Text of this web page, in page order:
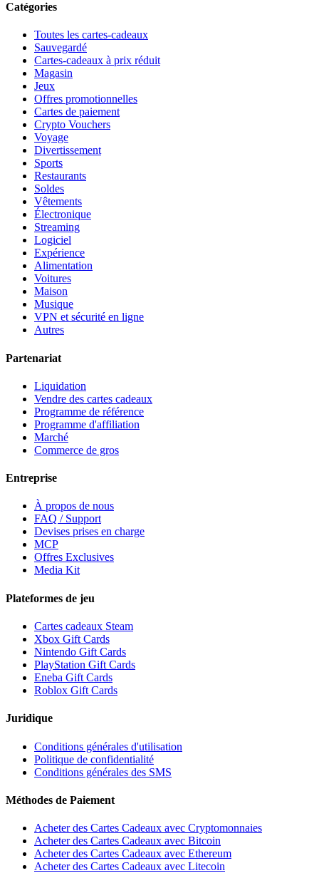
Catégories
Toutes les cartes-cadeaux
Sauvegardé
Cartes-cadeaux à prix réduit
Magasin
Jeux
Offres promotionnelles
Cartes de paiement
Crypto Vouchers
Voyage
Divertissement
Sports
Restaurants
Soldes
Vêtements
Électronique
Streaming
Logiciel
Expérience
Alimentation
Voitures
Maison
Musique
VPN et sécurité en ligne
Autres
Partenariat
Liquidation
Vendre des cartes cadeaux
Programme de référence
Programme d'affiliation
Marché
Commerce de gros
Entreprise
À propos de nous
FAQ / Support
Devises prises en charge
MCP
Offres Exclusives
Media Kit
Plateformes de jeu
Cartes cadeaux Steam
Xbox Gift Cards
Nintendo Gift Cards
PlayStation Gift Cards
Eneba Gift Cards
Roblox Gift Cards
Juridique
Conditions générales d'utilisation
Politique de confidentialité
Conditions générales des SMS
Méthodes de Paiement
Acheter des Cartes Cadeaux avec Cryptomonnaies
Acheter des Cartes Cadeaux avec Bitcoin
Acheter des Cartes Cadeaux avec Ethereum
Acheter des Cartes Cadeaux avec Litecoin